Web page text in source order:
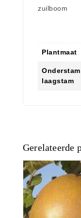
zuilboom
Plantmaat
Onderstam
laagstam
Gerelateerde